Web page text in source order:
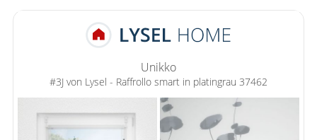
Unikko
#3J von Lysel - Raffrollo smart in platingrau 37462